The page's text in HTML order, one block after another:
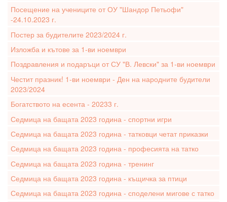
Посещение на учениците от ОУ "Шандор Петьофи"
-24.10.2023 г.
Постер за будителите 2023/2024 г.
Изложба и кътове за 1-ви ноември
Поздравления и подаръци от СУ "В. Левски" за 1-ви ноември
Честит празник! 1-ви ноември - Ден на народните будители
2023/2024
Богатството на есента - 20233 г.
Седмица на бащата 2023 година - спортни игри
Седмица на бащата 2023 година - татковци четат приказки
Седмица на бащата 2023 година - професията на татко
Седмица на бащата 2023 година - тренинг
Седмица на бащата 2023 година - къщичка за птици
Седмица на бащата 2023 година - споделени мигове с татко